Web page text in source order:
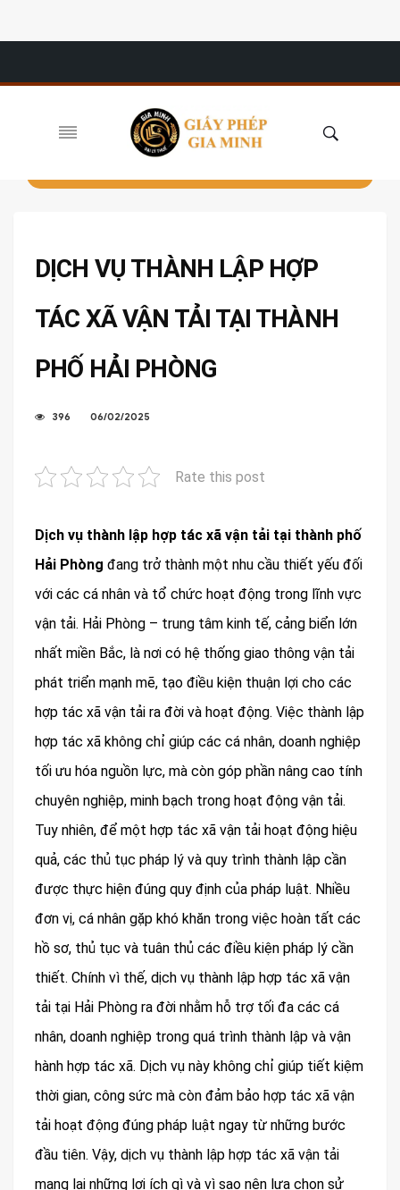
DỊCH VỤ THÀNH LẬP HỢP
TÁC XÃ VẬN TẢI TẠI THÀNH
PHỐ HẢI PHÒNG
396 06/02/2025
Rate this post
Dịch vụ thành lập hợp tác xã vận tải tại thành phố
Hải Phòng đang trở thành một nhu cầu thiết yếu đối
với các cá nhân và tổ chức hoạt động trong lĩnh vực
vận tải. Hải Phòng – trung tâm kinh tế, cảng biển lớn
nhất miền Bắc, là nơi có hệ thống giao thông vận tải
phát triển mạnh mẽ, tạo điều kiện thuận lợi cho các
hợp tác xã vận tải ra đời và hoạt động. Việc thành lập
hợp tác xã không chỉ giúp các cá nhân, doanh nghiệp
tối ưu hóa nguồn lực, mà còn góp phần nâng cao tính
chuyên nghiệp, minh bạch trong hoạt động vận tải.
Tuy nhiên, để một hợp tác xã vận tải hoạt động hiệu
quả, các thủ tục pháp lý và quy trình thành lập cần
được thực hiện đúng quy định của pháp luật. Nhiều
đơn vị, cá nhân gặp khó khăn trong việc hoàn tất các
hồ sơ, thủ tục và tuân thủ các điều kiện pháp lý cần
thiết. Chính vì thế, dịch vụ thành lập hợp tác xã vận
tải tại Hải Phòng ra đời nhằm hỗ trợ tối đa các cá
nhân, doanh nghiệp trong quá trình thành lập và vận
hành hợp tác xã. Dịch vụ này không chỉ giúp tiết kiệm
thời gian, công sức mà còn đảm bảo hợp tác xã vận
tải hoạt động đúng pháp luật ngay từ những bước
đầu tiên. Vậy, dịch vụ thành lập hợp tác xã vận tải
mang lại những lợi ích gì và vì sao nên lựa chọn sử